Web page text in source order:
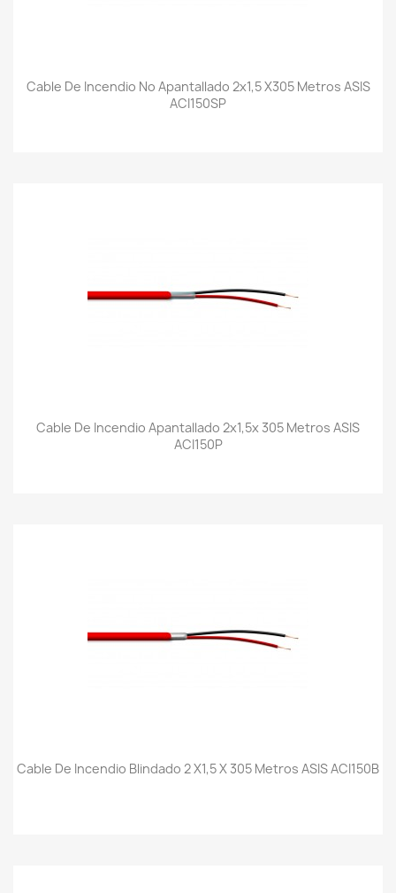
Cable De Incendio No Apantallado 2x1,5 X305 Metros ASIS
ACI150SP
Cable De Incendio Apantallado 2x1,5x 305 Metros ASIS
ACI150P
Cable De Incendio Blindado 2 X1,5 X 305 Metros ASIS ACI150B